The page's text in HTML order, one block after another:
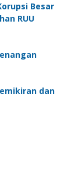
Besar
RUU
dan